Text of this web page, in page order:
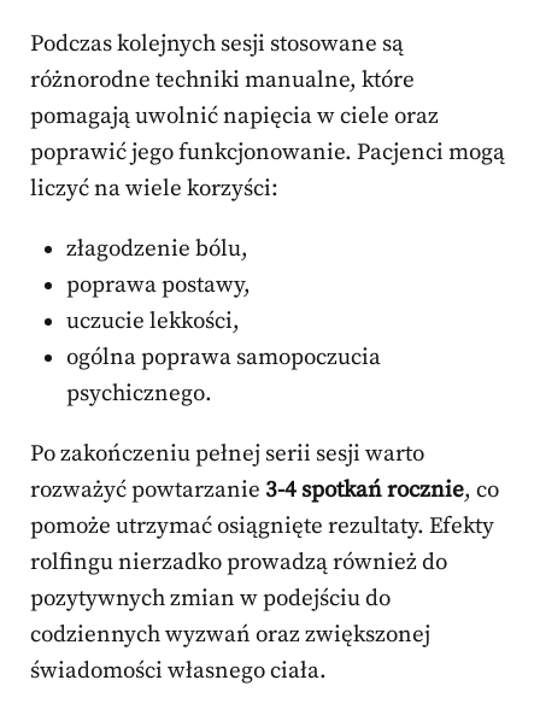
Podczas kolejnych sesji stosowane są
różnorodne techniki manualne, które
pomagają uwolnić napięcia w ciele oraz
poprawić jego funkcjonowanie. Pacjenci mogą
liczyć na wiele korzyści:
złagodzenie bólu,
poprawa postawy,
uczucie lekkości,
ogólna poprawa samopoczucia
psychicznego.
Po zakończeniu pełnej serii sesji warto
rozważyć powtarzanie 3-4 spotkań rocznie, co
pomoże utrzymać osiągnięte rezultaty. Efekty
rolfingu nierzadko prowadzą również do
pozytywnych zmian w podejściu do
codziennych wyzwań oraz zwiększonej
świadomości własnego ciała.